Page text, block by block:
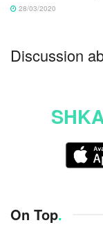
28/03/2020
Discussion
On Top.